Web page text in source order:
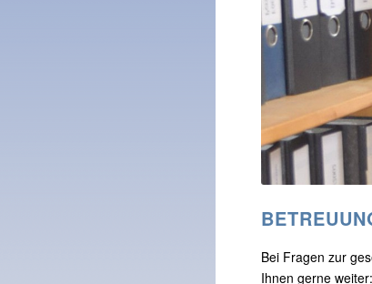
Bei Fragen zur
Ihnen gerne weiter: